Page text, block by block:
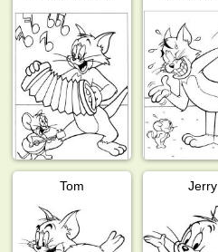
Tom Jerry